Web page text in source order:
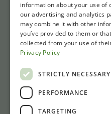
information about your use of
our advertising and analytics
may combine it with other
you’ve provided to them or that
collected from your use of
Privacy Policy
STRICTLY NECESSARY
PERFORMANCE
TARGETING